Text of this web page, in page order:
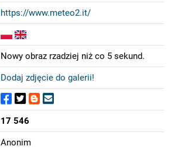
https://www.meteo2.it/
Nowy obraz rzadziej niż co 5 sekund.
Dodaj zdjęcie do galerii!
17 546
Anonim